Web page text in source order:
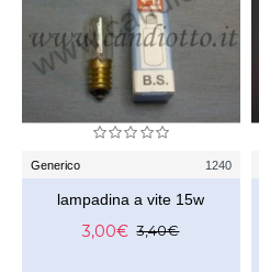
Generico 1240
lampadina a vite 15w
3,00€ 3,40€